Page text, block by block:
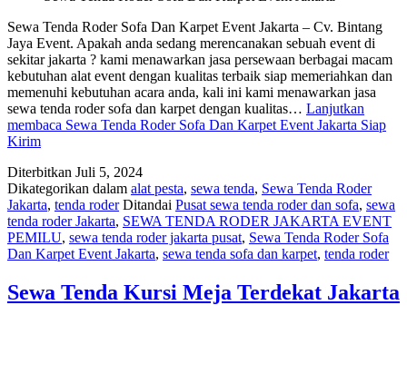
Sewa Tenda Roder Sofa Dan Karpet Event Jakarta – Cv. Bintang
Jaya Event. Apakah anda sedang merencanakan sebuah event di
sekitar jakarta ? kami menawarkan jasa persewaan berbagai macam
kebutuhan alat event dengan kualitas terbaik siap memeriahkan dan
memenuhi kebutuhan acara anda, kali ini kami menawarkan jasa
sewa tenda roder sofa dan karpet dengan kualitas… Lanjutkan
membaca Sewa Tenda Roder Sofa Dan Karpet Event Jakarta Siap
Kirim
Diterbitkan Juli 5, 2024
Dikategorikan dalam alat pesta, sewa tenda, Sewa Tenda Roder
Jakarta, tenda roder Ditandai Pusat sewa tenda roder dan sofa, sewa
tenda roder Jakarta, SEWA TENDA RODER JAKARTA EVENT
PEMILU, sewa tenda roder jakarta pusat, Sewa Tenda Roder Sofa
Dan Karpet Event Jakarta, sewa tenda sofa dan karpet, tenda roder
Sewa Tenda Kursi Meja Terdekat Jakarta